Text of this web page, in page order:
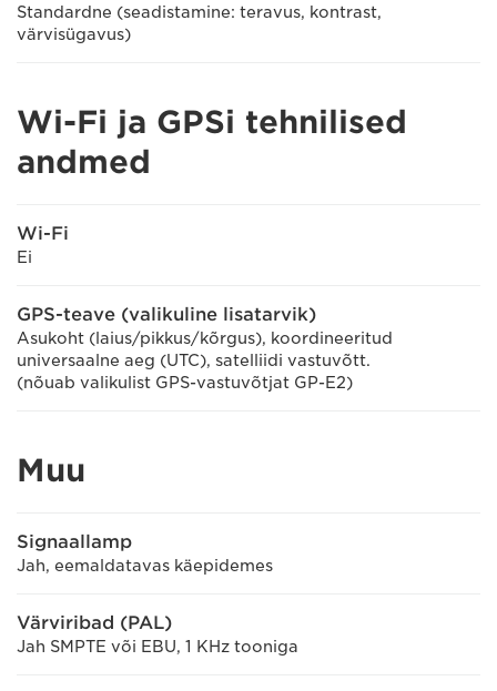
Standardne (seadistamine: teravus, kontrast,
värvisügavus)
Wi-Fi ja GPSi tehnilised
andmed
Wi-Fi
Ei
GPS-teave (valikuline lisatarvik)
Asukoht (laius/pikkus/kõrgus), koordineeritud
universaalne aeg (UTC), satelliidi vastuvõtt.
(nõuab valikulist GPS-vastuvõtjat GP-E2)
Muu
Signaallamp
Jah, eemaldatavas käepidemes
Värviribad (PAL)
Jah SMPTE või EBU, 1 KHz tooniga